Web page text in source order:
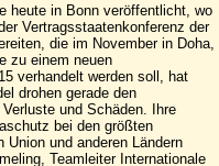
heute in Bonn veröffentlicht, wo
Vertragsstaatenkonferenz der
die im November in Doha,
zu einem neuen
verhandelt werden soll, hat
drohen gerade den
und Schäden. Ihre
bei den größten
und anderen Ländern
Teamleiter Internationale